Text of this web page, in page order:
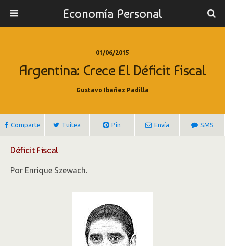
Economía Personal
01/06/2015
Argentina: Crece El Déficit Fiscal
Gustavo Ibañez Padilla
Comparte Tuitea Pin Envía SMS
Déficit Fiscal
Por Enrique Szewach.